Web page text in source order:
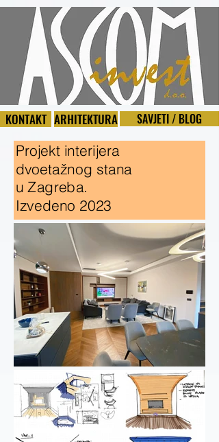
KONTAKT ARHITEKTURA SAVJETI / BLOG
Projekt interijera
dvoetažnog stana
u Zagreba.
Izvedeno 2023